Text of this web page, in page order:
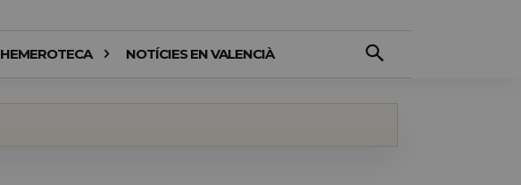
HEMEROTECA NOTÍCIES EN VALENCIÀ